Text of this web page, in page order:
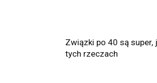
Związki po 40 są super,
tych rzeczach